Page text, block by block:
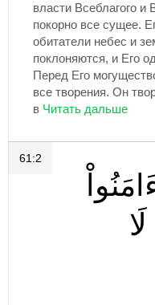
власти Всеблагого и
покорно все сущее.
обитатели небес и
поклоняются, и Его
Перед Его
все творения. Он
в
61:2
لَا